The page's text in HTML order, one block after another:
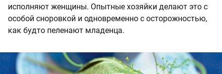
исполняют женщины. Опытные хозяйки делают это с
особой сноровкой и одновременно с осторожностью,
как будто пеленают младенца.